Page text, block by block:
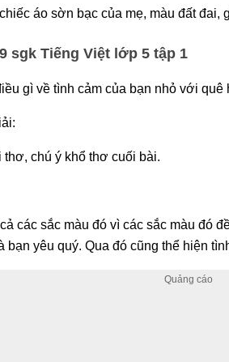
áo sờn bạc của mẹ, màu đất đai,
sgk Tiếng Việt lớp 5 tập 1
gì về tình cảm của bạn nhỏ với
thơ, chú ý khổ thơ cuối bài.
các sắc màu đó vì các sắc màu đó
bạn yêu quý. Qua đó cũng thể hiện